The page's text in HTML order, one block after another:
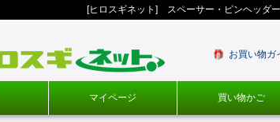
[ヒロスギネット] スペーサー・ピンヘッダ
お買い物ガ
マイページ 買い物かご